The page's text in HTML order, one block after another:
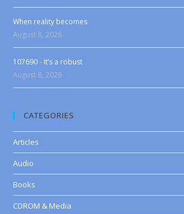
When reality becomes
August 8, 2026
107690 - It’s a robust
August 8, 2026
CATEGORIES
Articles
Audio
Books
CDROM & Media